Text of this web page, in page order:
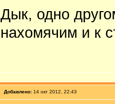
Дык, одно
нахомячим и к
Добавлено: 14 окт 2012, 22:43